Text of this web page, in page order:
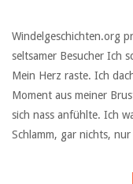
Windelgeschichten.org
seltsamer Besucher Ich
Mein Herz raste. Ich
Moment aus meiner
sich nass anfühlte. Ich
Schlamm, gar nichts,